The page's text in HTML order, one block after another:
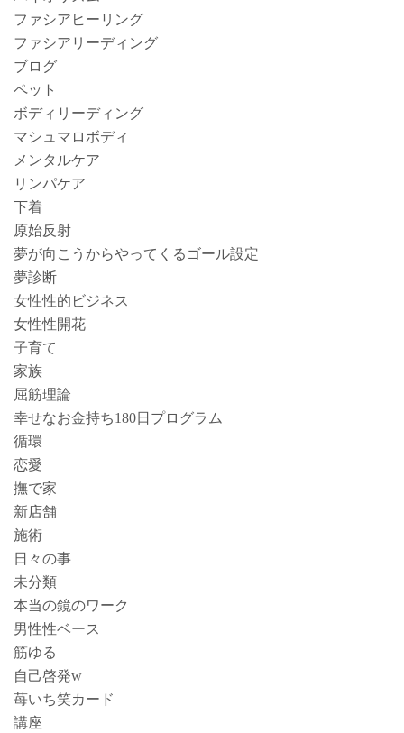
ファシアヒーリング
ファシアリーディング
ブログ
ペット
ボディリーディング
マシュマロボディ
メンタルケア
リンパケア
下着
原始反射
夢が向こうからやってくるゴール設定
夢診断
女性性的ビジネス
女性性開花
子育て
家族
屈筋理論
幸せなお金持ち180日プログラム
循環
恋愛
撫で家
新店舗
施術
日々の事
未分類
本当の鏡のワーク
男性性ベース
筋ゆる
自己啓発w
苺いち笑カード
講座